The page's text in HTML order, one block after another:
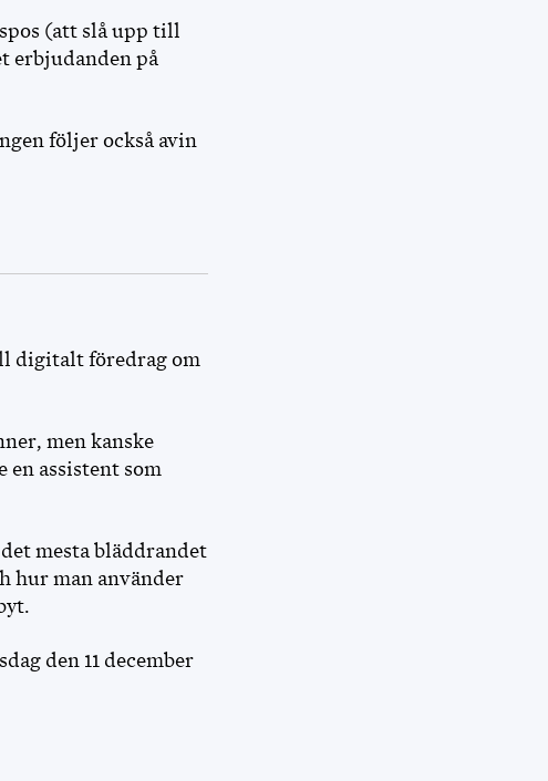
(att slå upp till
erbjudanden på
följer också avin
digitalt föredrag om
men kanske
assistent som
mesta bläddrandet
hur man använder
den 11 december